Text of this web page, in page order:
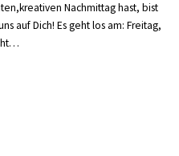
Nachmittag hast, bist
auf Dich! Es geht los am: Freitag,